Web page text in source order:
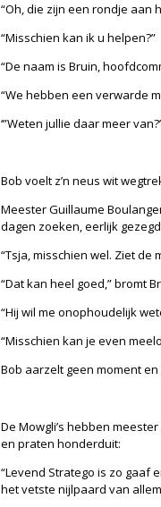
“Oh, die zijn een rondje aan
“Misschien kan ik u helpen?”
“De naam is Bruin,
“We hebben een verwarde
‘”Weten jullie daar meer
Bob voelt z’n neus wit
Meester Guillaume
dagen zoeken, eerlijk
“Tsja, misschien wel. Ziet
“Dat kan heel goed,” bromt
“Hij wil me onophoudelijk
“Misschien kan je even
Bob aarzelt geen moment
De Mowgli’s hebben
en praten honderduit:
“Levend Stratego is zo gaaf
het vetste nijlpaard van